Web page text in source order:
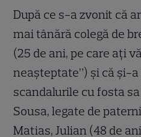
După ce s-a zvonit că
mai tânără colegă de
(25 de ani, pe care aţi
neaşteptate”) şi că şi-
scandalurile cu fosta
Sousa, legate de
Matias, Julian (48 de